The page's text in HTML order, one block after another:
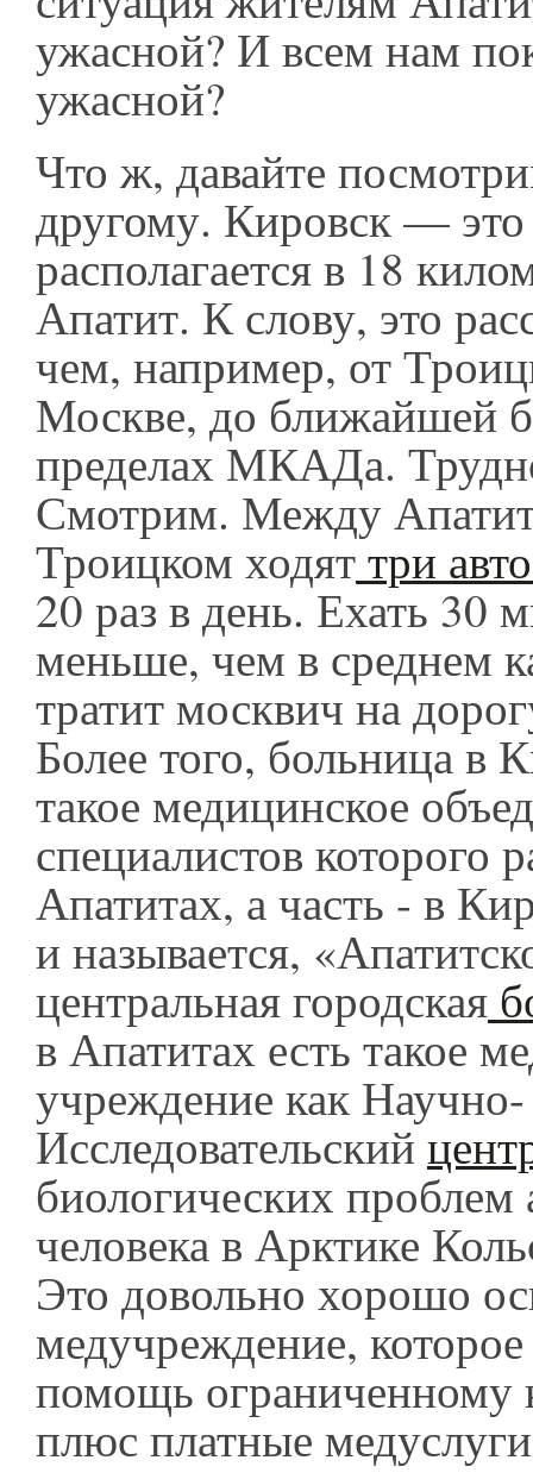
ужасной? И всем нам
ужасной?
Что ж, давайте
другому. Кировск —
располагается в 18
Апатит. К слову, это
чем, например, от
Москве, до ближайшей
пределах МКАДа.
Смотрим. Между
Троицком ходяттри
20 раз в день. Ехать 30
меньше, чем в среднем
тратит москвич на
Более того, больница в
такое медицинское
специалистов которого
Апатитах, а часть - в
и называется,
центральная городская
в Апатитах есть такое
учреждение как Научно-
Исследовательский
биологических проблем
человека в Арктике
Это довольно хорошо
медучреждение, которое
помощь ограниченному
плюс платные